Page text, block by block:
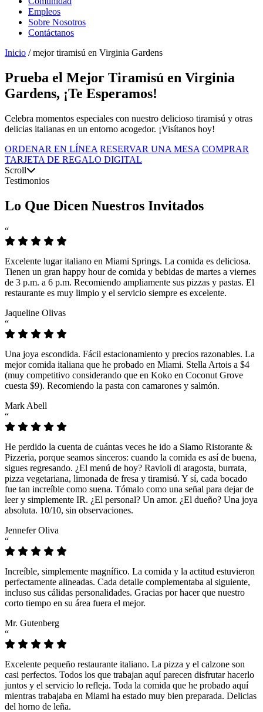
Empleos
Sobre Nosotros
Contáctanos
Inicio / mejor tiramisú en Virginia Gardens
Prueba el Mejor Tiramisú en Virginia
Gardens, ¡Te Esperamos!
Celebra momentos especiales con nuestro delicioso tiramisú y otras
delicias italianas en un entorno acogedor. ¡Visítanos hoy!
ORDENAR EN LÍNEA RESERVAR UNA MESA COMPRAR
TARJETA DE REGALO DIGITAL
Scroll
Testimonios
Lo Que Dicen Nuestros Invitados
“
Excelente lugar italiano en Miami Springs. La comida es deliciosa.
Tienen un gran happy hour de comida y bebidas de martes a viernes
de 3 p.m. a 6 p.m. Recomiendo ampliamente sus pizzas y pastas. El
restaurante es muy limpio y el servicio siempre es excelente.
Jaqueline Olivas
“
Una joya escondida. Fácil estacionamiento y precios razonables. La
mejor comida italiana que he probado en Miami. Stella Artois a $4
(muy competitivo considerando que en Koko en Coconut Grove
cuesta $9). Recomiendo la pasta con camarones y salmón.
Mark Abell
“
He perdido la cuenta de cuántas veces he ido a Siamo Ristorante &
Pizzeria, porque seamos sinceros: cuando la comida es así de buena,
sigues regresando. ¿El menú de hoy? Ravioli di aragosta, burrata,
pizza vegetariana, limonada de fresa y tiramisú. Y sí, cada bocado
fue tan increíble como suena. Tómalo como una señal para dejar de
leer y simplemente IR. ¿El personal? Un amor. ¿El dueño? Una joya
absoluta. 10/10, sin observaciones.
Jennefer Oliva
“
Increíble, simplemente magnífico. La comida y la actitud estuvieron
perfectamente alineadas. Cada detalle complementaba al siguiente,
incluso sus cálidas personalidades. Gracias por hacer que nuestro
corto tiempo en su área fuera el mejor.
Mr. Gutenberg
“
Excelente pequeño restaurante italiano. La pizza y el calzone son
casi perfectos. Todos los que trabajan aquí parecen disfrutar hacerlo
juntos y el servicio lo refleja. Toda la comida que he probado aquí
mientras trabajaba en Miami ha estado muy bien preparada. Delicias
del horno de leña.